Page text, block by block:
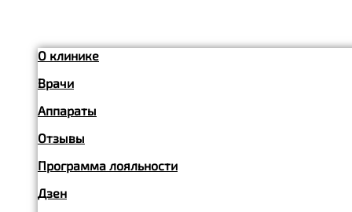
О клинике
Врачи
Аппараты
Отзывы
Программа лояльности
Дзен